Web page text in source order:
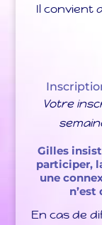
Il convient
Votre
Gilles
participer,
une
En cas de